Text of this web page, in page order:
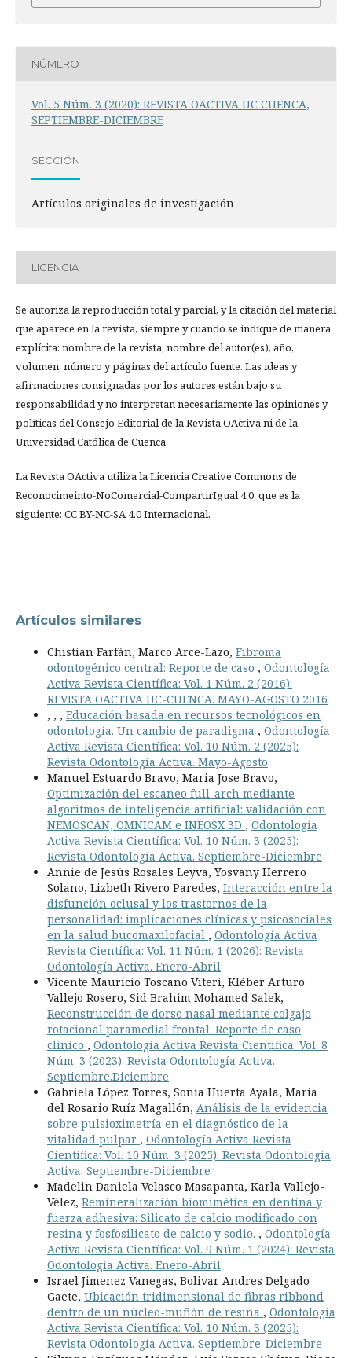
NÚMERO
Vol. 5 Núm. 3 (2020): REVISTA OACTIVA UC CUENCA,
SEPTIEMBRE-DICIEMBRE
SECCIÓN
Artículos originales de investigación
LICENCIA
Se autoriza la reproducción total y parcial, y la citación del material
que aparece en la revista, siempre y cuando se indique de manera
explícita: nombre de la revista, nombre del autor(es), año,
volumen, número y páginas del artículo fuente. Las ideas y
afirmaciones consignadas por los autores están bajo su
responsabilidad y no interpretan necesariamente las opiniones y
políticas del Consejo Editorial de la Revista OActiva ni de la
Universidad Católica de Cuenca.
La Revista OActiva utiliza la Licencia Creative Commons de
Reconocimeinto-NoComercial-CompartirIgual 4.0, que es la
siguiente: CC BY-NC-SA 4.0 Internacional.
Artículos similares
Chistian Farfán, Marco Arce-Lazo, Fibroma
odontogénico central: Reporte de caso , Odontología
Activa Revista Científica: Vol. 1 Núm. 2 (2016):
REVISTA OACTIVA UC-CUENCA. MAYO-AGOSTO 2016
, , , Educación basada en recursos tecnológicos en
odontología. Un cambio de paradigma , Odontología
Activa Revista Científica: Vol. 10 Núm. 2 (2025):
Revista Odontología Activa. Mayo-Agosto
Manuel Estuardo Bravo, Maria Jose Bravo,
Optimización del escaneo full-arch mediante
algoritmos de inteligencia artificial: validación con
NEMOSCAN, OMNICAM e INEOSX 3D , Odontología
Activa Revista Científica: Vol. 10 Núm. 3 (2025):
Revista Odontología Activa. Septiembre-Diciembre
Annie de Jesús Rosales Leyva, Yosvany Herrero
Solano, Lizbeth Rivero Paredes, Interacción entre la
disfunción oclusal y los trastornos de la
personalidad: implicaciones clínicas y psicosociales
en la salud bucomaxilofacial , Odontología Activa
Revista Científica: Vol. 11 Núm. 1 (2026): Revista
Odontología Activa. Enero-Abril
Vicente Mauricio Toscano Viteri, Kléber Arturo
Vallejo Rosero, Sid Brahim Mohamed Salek,
Reconstrucción de dorso nasal mediante colgajo
rotacional paramedial frontal: Reporte de caso
clínico , Odontología Activa Revista Científica: Vol. 8
Núm. 3 (2023): Revista Odontología Activa.
Septiembre.Diciembre
Gabriela López Torres, Sonia Huerta Ayala, María
del Rosario Ruíz Magallón, Análisis de la evidencia
sobre pulsioximetría en el diagnóstico de la
vitalidad pulpar , Odontología Activa Revista
Científica: Vol. 10 Núm. 3 (2025): Revista Odontología
Activa. Septiembre-Diciembre
Madelin Daniela Velasco Masapanta, Karla Vallejo-
Vélez, Remineralización biomimética en dentina y
fuerza adhesiva: Silicato de calcio modificado con
resina y fosfosilicato de calcio y sodio. , Odontología
Activa Revista Científica: Vol. 9 Núm. 1 (2024): Revista
Odontología Activa. Enero-Abril
Israel Jimenez Vanegas, Bolivar Andres Delgado
Gaete, Ubicación tridimensional de fibras ribbond
dentro de un núcleo-muñón de resina , Odontología
Activa Revista Científica: Vol. 10 Núm. 3 (2025):
Revista Odontología Activa. Septiembre-Diciembre